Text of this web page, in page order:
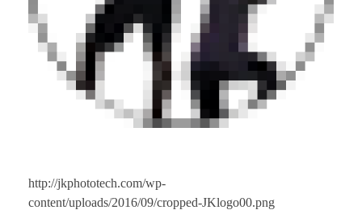
http://jkphototech.com/wp-
content/uploads/2016/09/cropped-JKlogo00.png